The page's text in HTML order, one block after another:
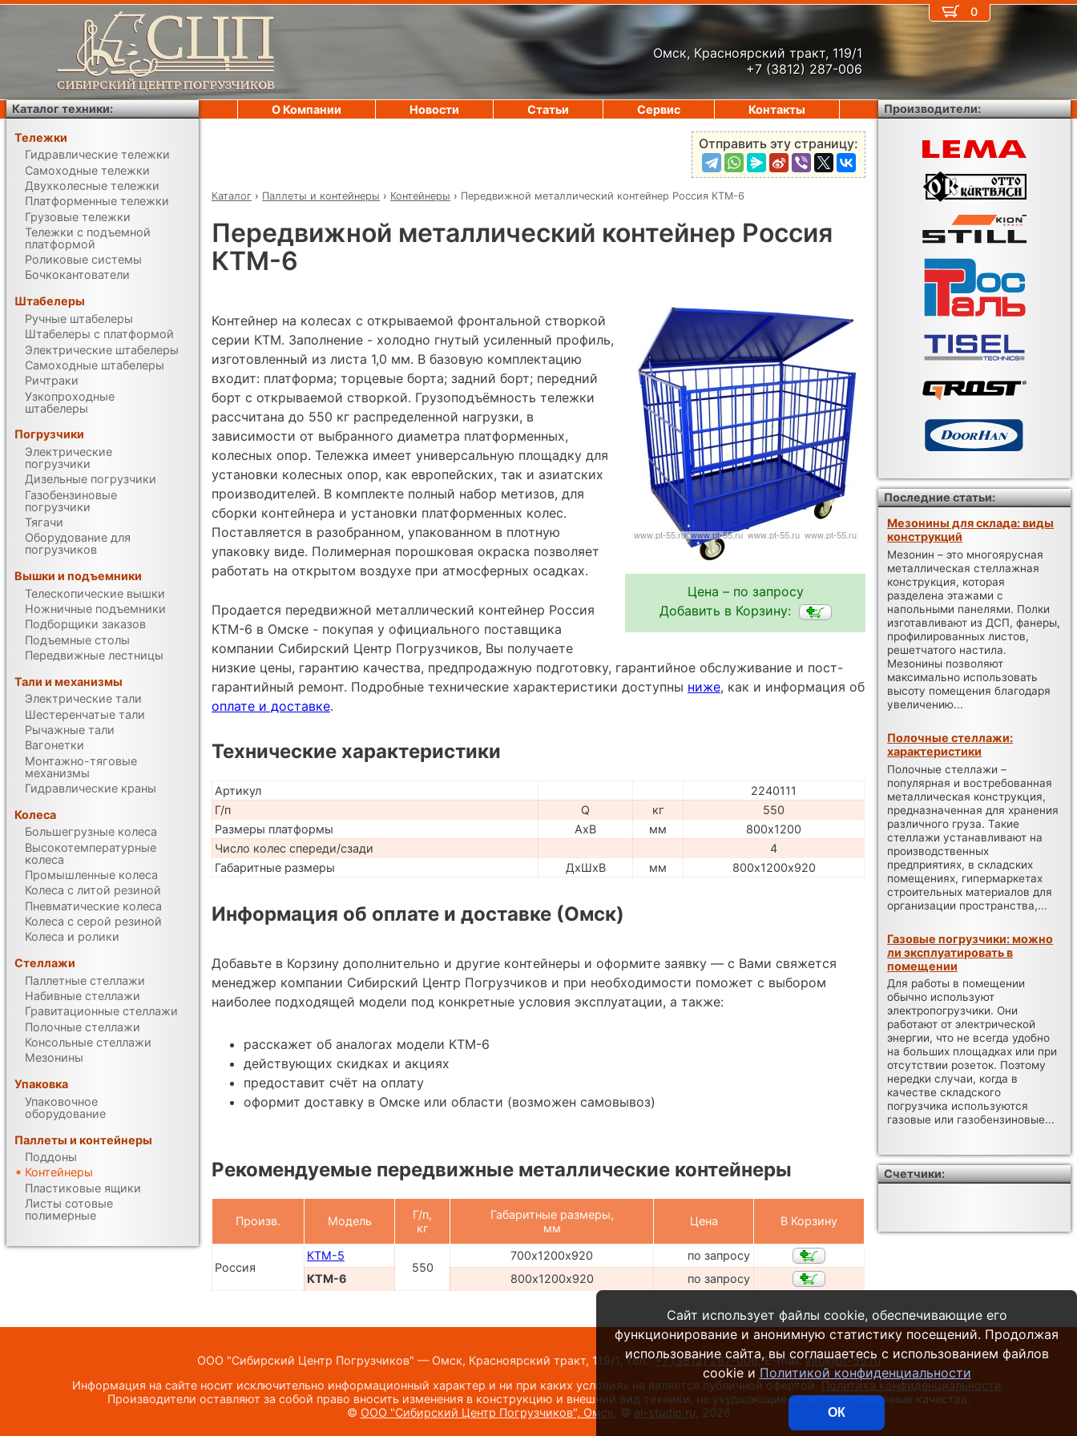
Омск, Красноярский тракт, 119/1
+7 (3812) 287-006
Отправить эту страницу:
Каталог › Паллеты и контейнеры › Контейнеры › Передвижной металлический контейнер Россия КТМ-6
Передвижной металлический контейнер Россия
КТМ-6
Цена – по запросу
Добавить в Корзину:
Контейнер на колесах с открываемой фронтальной створкой
серии КТМ. Заполнение - холодно гнутый усиленный профиль,
изготовленный из листа 1,0 мм. В базовую комплектацию
входит: платформа; торцевые борта; задний борт; передний
борт с открываемой створкой. Грузоподъёмность тележки
рассчитана до 550 кг распределенной нагрузки, в
зависимости от выбранного диаметра платформенных,
колесных опор. Тележка имеет универсальную площадку для
установки колесных опор, как европейских, так и азиатских
производителей. В комплекте полный набор метизов, для
сборки контейнера и установки платформенных колес.
Поставляется в разобранном, упакованном в плотную
упаковку виде. Полимерная порошковая окраска позволяет
работать на открытом воздухе при атмосферных осадках.
Продается передвижной металлический контейнер Россия
КТМ-6 в Омске - покупая у официального поставщика
компании Сибирский Центр Погрузчиков, Вы получаете
низкие цены, гарантию качества, предпродажную подготовку, гарантийное обслуживание и пост-
гарантийный ремонт. Подробные технические характеристики доступны ниже, как и информация об
оплате и доставке.
Технические характеристики
Артикул
2240111
Г/п
Q кг
550
Размеры платформы
AxB мм
800х1200
Число колес спереди/сзади
4
Габаритные размеры
ДхШхВ мм 800х1200х920
Информация об оплате и доставке (Омск)
Добавьте в Корзину дополнительно и другие контейнеры и оформите заявку — с Вами свяжется
менеджер компании Сибирский Центр Погрузчиков и при необходимости поможет с выбором
наиболее подходящей модели под конкретные условия эксплуатации, а также:
расскажет об аналогах модели КТМ-6
действующих скидках и акциях
предоставит счёт на оплату
оформит доставку в Омске или области (возможен самовывоз)
Рекомендуемые передвижные металлические контейнеры
Произв. Модель
Г/п,
кг
Габаритные размеры,
мм
Цена В Корзину
Россия
КТМ-5
550
700х1200х920
по запросу
КТМ-6
800х1200х920 по запросу
0
О Компании Новости Статьи Сервис Контакты
Каталог техники:
Тележки
Гидравлические тележки
Самоходные тележки
Двухколесные тележки
Платформенные тележки
Грузовые тележки
Тележки с подъемной
платформой
Роликовые системы
Бочкокантователи
Штабелеры
Ручные штабелеры
Штабелеры с платформой
Электрические штабелеры
Самоходные штабелеры
Ричтраки
Узкопроходные
штабелеры
Погрузчики
Электрические
погрузчики
Дизельные погрузчики
Газобензиновые
погрузчики
Тягачи
Оборудование для
погрузчиков
Вышки и подъемники
Телескопические вышки
Ножничные подъемники
Подборщики заказов
Подъемные столы
Передвижные лестницы
Тали и механизмы
Электрические тали
Шестеренчатые тали
Рычажные тали
Вагонетки
Монтажно-тяговые
механизмы
Гидравлические краны
Колеса
Большегрузные колеса
Высокотемпературные
колеса
Промышленные колеса
Колеса с литой резиной
Пневматические колеса
Колеса с серой резиной
Колеса и ролики
Стеллажи
Паллетные стеллажи
Набивные стеллажи
Гравитационные стеллажи
Полочные стеллажи
Консольные стеллажи
Мезонины
Упаковка
Упаковочное
оборудование
Паллеты и контейнеры
Поддоны
Контейнеры
Пластиковые ящики
Листы сотовые
полимерные
Производители:
Последние статьи:
Мезонины для склада: виды
конструкций
Мезонин – это многоярусная
металлическая стеллажная
конструкция, которая
разделена этажами с
напольными панелями. Полки
изготавливают из ДСП, фанеры,
профилированных листов,
решетчатого настила.
Мезонины позволяют
максимально использовать
высоту помещения благодаря
увеличению...
Полочные стеллажи:
характеристики
Полочные стеллажи –
популярная и востребованная
металлическая конструкция,
предназначенная для хранения
различного груза. Такие
стеллажи устанавливают на
производственных
предприятиях, в складских
помещениях, гипермаркетах
строительных материалов для
организации пространства,...
Газовые погрузчики: можно
ли эксплуатировать в
помещении
Для работы в помещении
обычно используют
электропогрузчики. Они
работают от электрической
энергии, что не всегда удобно
на больших площадках или при
отсутствии розеток. Поэтому
нередки случаи, когда в
качестве складского
погрузчика используются
газовые или газобензиновые...
Счетчики:
ООО "Сибирский Центр Погрузчиков" — Омск, Красноярский тракт, 119/1, тел.:+7 (3812) 287-006,E-mail:info@pt-55.ru
Информация на сайте носит исключительно информационный характер и ни при каких условиях не является публичной офертой. Политика конфиденциальности
Производители оставляют за собой право вносить изменения в конструкцию и внешний вид техники, не ухудшающие ее эксплуатационные качества.
© ООО "Сибирский Центр Погрузчиков", Омск , © al-studio.ru , 2026
Сайт использует файлы cookie, обеспечивающие его
функционирование и анонимную статистику посещений. Продолжая
использование сайта, вы соглашаетесь с использованием файлов
cookie иПолитикой конфиденциальности
ОК